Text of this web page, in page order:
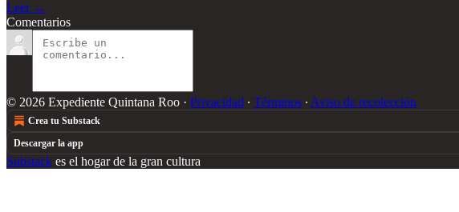
Leer →
Comentarios
© 2026 Expediente Quintana Roo · Privacidad ∙ Términos ∙ Aviso de recolección
Crea tu Substack
Descargar la app
Substack es el hogar de la gran cultura